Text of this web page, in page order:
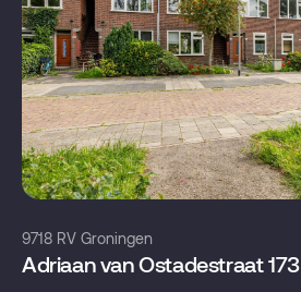
9718 RV Groningen
Adriaan van Ostadestraat 173